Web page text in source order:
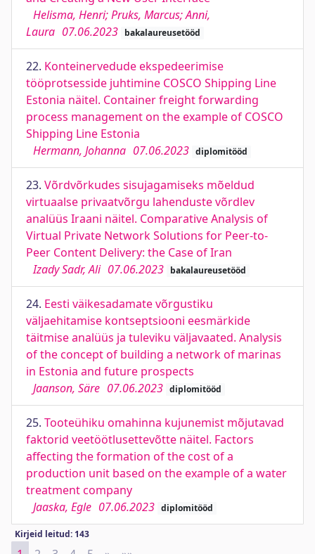
Helisma, Henri; Pruks, Marcus; Anni,
Laura 07.06.2023 bakalaureusetööd
22. Konteinervedude ekspedeerimise
tööprotsesside juhtimine COSCO Shipping Line
Estonia näitel. Container freight forwarding
process management on the example of COSCO
Shipping Line Estonia
Hermann, Johanna 07.06.2023 diplomitööd
23. Võrdvõrkudes sisujagamiseks mõeldud
virtuaalse privaatvõrgu lahenduste võrdlev
analüüs Iraani näitel. Comparative Analysis of
Virtual Private Network Solutions for Peer-to-
Peer Content Delivery: the Case of Iran
Izady Sadr, Ali 07.06.2023 bakalaureusetööd
24. Eesti väikesadamate võrgustiku
väljaehitamise kontseptsiooni eesmärkide
täitmise analüüs ja tuleviku väljavaated. Analysis
of the concept of building a network of marinas
in Estonia and future prospects
Jaanson, Säre 07.06.2023 diplomitööd
25. Tooteühiku omahinna kujunemist mõjutavad
faktorid veetöötlusettevõtte näitel. Factors
affecting the formation of the cost of a
production unit based on the example of a water
treatment company
Jaaska, Egle 07.06.2023 diplomitööd
Kirjeid leitud: 143